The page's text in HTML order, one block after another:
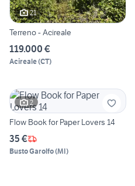
21
Terreno - Acireale
119.000 €
Acireale(CT)
2
Flow Book for Paper Lovers 14
35 €
Busto Garolfo(MI)